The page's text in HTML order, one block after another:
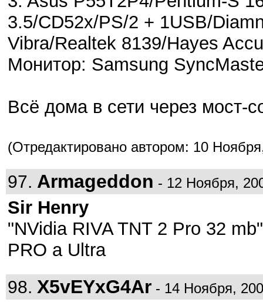
3.5/CD52x/PS/2 + 1USB/
Vibra/Realtek 8139/Hayes
Монитор: Samsung
Всё дома в сети через мост-
(Отредактировано автором: 10
97. Armageddon - 12 Ноября,
Sir Henry
"NVidia RIVA TNT 2 Pro 32
PRO а Ultra
98. X5vEYxG4Ar - 14 Ноября,